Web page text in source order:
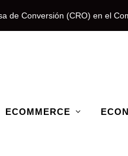
de Conversión (CRO) en el
ECOMMERCE